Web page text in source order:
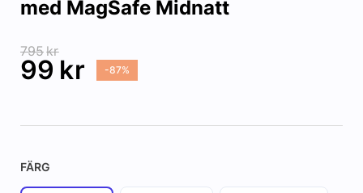
med MagSafe Midnatt
795kr
99 kr -87%
FÄRG